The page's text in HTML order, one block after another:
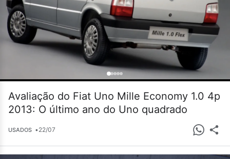
Avaliação do Fiat Uno Mille Economy 1.0 4p
2013: O último ano do Uno quadrado
USADOS •22/07